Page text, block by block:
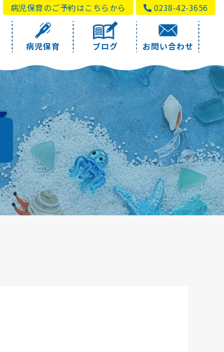
病児保育 ブログ お問い合わせ
病児保育のご予約はこちらから 0238-42-3656